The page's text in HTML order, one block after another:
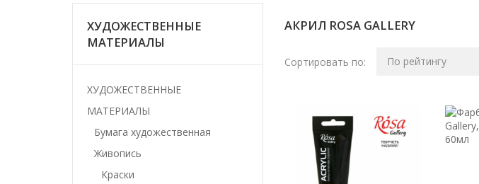
ХУДОЖЕСТВЕННЫЕ
МАТЕРИАЛЫ
ХУДОЖЕСТВЕННЫЕ
МАТЕРИАЛЫ
Бумага художественная
Живопись
Краски
АКРИЛ ROSA GALLERY
Сортировать по: По рейтингу